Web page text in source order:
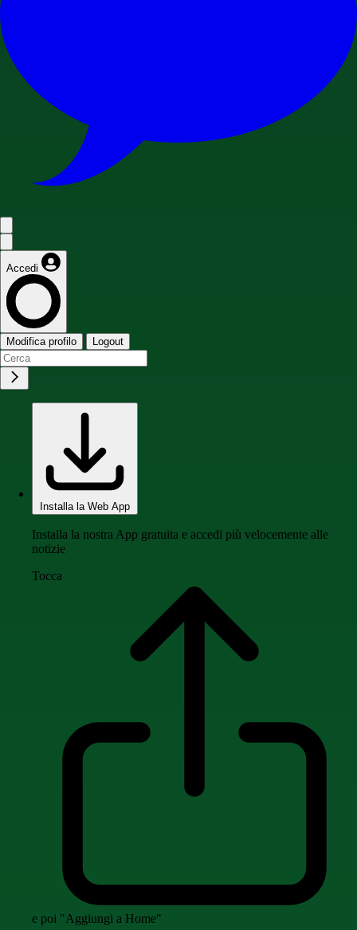
Accedi
Modifica profilo Logout
Installa la Web App
Installa la nostra App gratuita e accedi più velocemente alle
notizie
Tocca
e poi "Aggiungi a Home"